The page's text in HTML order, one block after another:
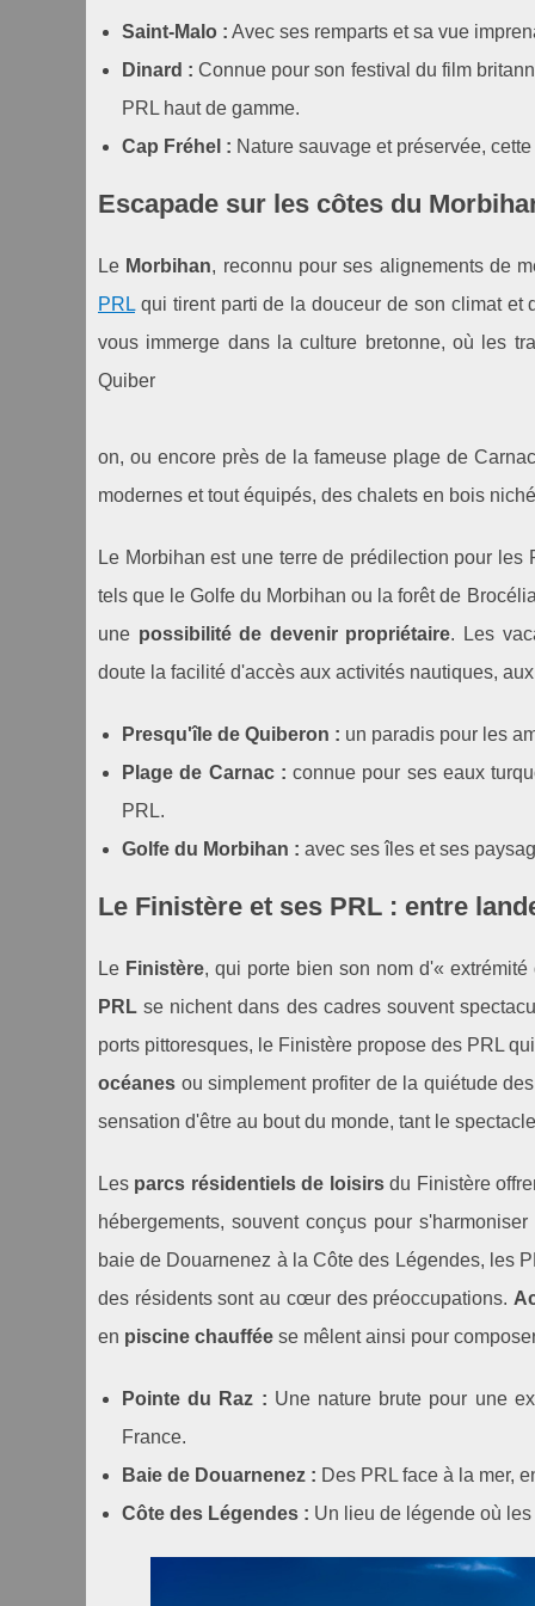
Saint-Malo : Avec ses remparts et sa vue
Dinard : Connue pour son festival du film
PRL haut de gamme.
Cap Fréhel : Nature sauvage et préservée,
Escapade sur les côtes du
Le Morbihan, reconnu pour ses alignements de
PRL qui tirent parti de la douceur de son climat
vous immerge dans la culture bretonne, où les
Quiber
on, ou encore près de la fameuse plage de
modernes et tout équipés, des chalets en bois
Le Morbihan est une terre de prédilection pour
tels que le Golfe du Morbihan ou la forêt de
une possibilité de devenir propriétaire. Les
doute la facilité d'accès aux activités nautiques,
Presqu'île de Quiberon : un paradis pour les
Plage de Carnac : connue pour ses eaux
PRL.
Golfe du Morbihan : avec ses îles et ses
Le Finistère et ses PRL : entre
Le Finistère, qui porte bien son nom d'«
PRL se nichent dans des cadres souvent
ports pittoresques, le Finistère propose des PRL
océanes ou simplement profiter de la quiétude
sensation d'être au bout du monde, tant le
Les parcs résidentiels de loisirsdu Finistère
hébergements, souvent conçus pour
baie de Douarnenez à la Côte des Légendes, les
des résidents sont au cœur des préoccupations.
en piscine chauffée se mêlent ainsi pour
Pointe du Raz : Une nature brute pour une
France.
Baie de Douarnenez : Des PRL face à la mer,
Côte des Légendes : Un lieu de légende où